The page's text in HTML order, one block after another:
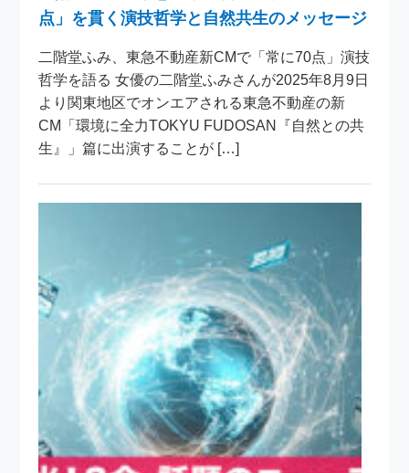
点」を貫く演技哲学と自然共生のメッセージ
二階堂ふみ、東急不動産新CMで「常に70点」演技
哲学を語る 女優の二階堂ふみさんが2025年8月9日
より関東地区でオンエアされる東急不動産の新
CM「環境に全力TOKYU FUDOSAN『自然との共
生』」篇に出演することが […]